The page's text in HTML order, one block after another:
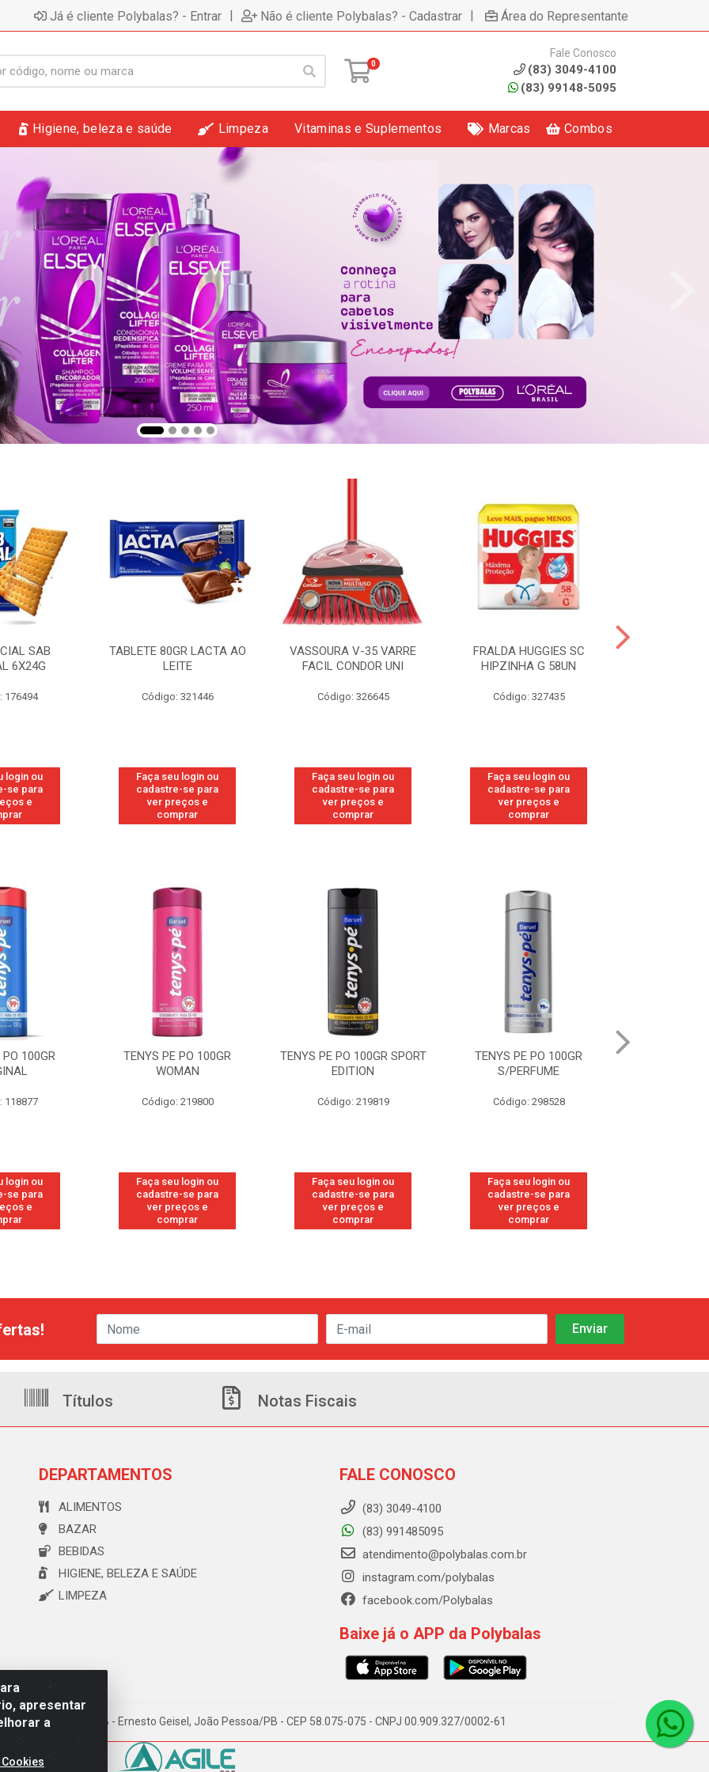
Já é cliente Polybalas? - Entrar | Não é cliente Polybalas? - Cadastrar | Área do Representante
0
Fale Conosco
(83) 3049-4100
(83) 99148-5095
Higiene, beleza e saúde Limpeza Vitaminas e Suplementos Marcas Combos
SAB
6X24G
176494
login ou
se para
e
TABLETE 80GR LACTA AO
LEITE
Código: 321446
Faça seu login ou
cadastre-se para
ver preços e
comprar
VASSOURA V-35 VARRE
FACIL CONDOR UNI
Código: 326645
Faça seu login ou
cadastre-se para
ver preços e
comprar
FRALDA HUGGIES SC
HIPZINHA G 58UN
Código: 327435
Faça seu login ou
cadastre-se para
ver preços e
comprar
100GR
118877
login ou
se para
e
TENYS PE PO 100GR
WOMAN
Código: 219800
Faça seu login ou
cadastre-se para
ver preços e
comprar
TENYS PE PO 100GR SPORT
EDITION
Código: 219819
Faça seu login ou
cadastre-se para
ver preços e
comprar
TENYS PE PO 100GR
S/PERFUME
Código: 298528
Faça seu login ou
cadastre-se para
ver preços e
comprar
apresentar
a
Títulos Notas Fiscais
DEPARTAMENTOS
ALIMENTOS
BAZAR
BEBIDAS
HIGIENE, BELEZA E SAÚDE
LIMPEZA
FALE CONOSCO
(83) 3049-4100
(83) 991485095
atendimento@polybalas.com.br
instagram.com/polybalas
facebook.com/Polybalas
Baixe já o APP da Polybalas
173 Galpão B - Ernesto Geisel, João Pessoa/PB - CEP 58.075-075 - CNPJ 00.909.327/0002-61